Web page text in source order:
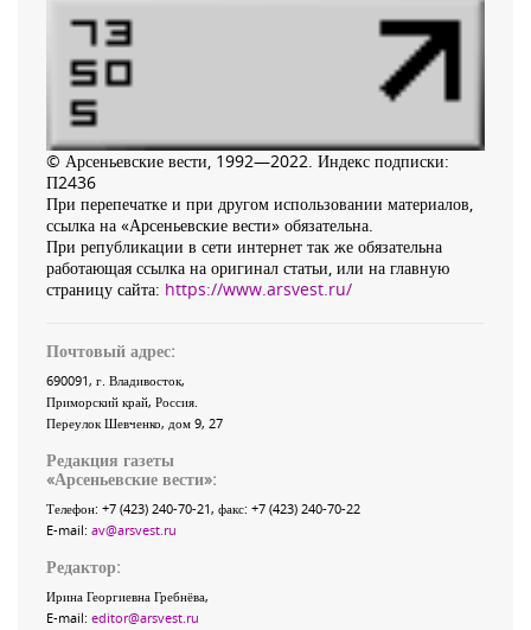
© Арсеньевские вести, 1992—2022. Индекс подписки:
П2436
При перепечатке и при другом использовании материалов,
ссылка на «Арсеньевские вести» обязательна.
При републикации в сети интернет так же обязательна
работающая ссылка на оригинал статьи, или на главную
страницу сайта: https://www.arsvest.ru/
Почтовый адрес:
690091, г. Владивосток,
Приморский край, Россия
Переулок Шевченко, дом 9, 27
Редакция газеты
«Арсеньевские вести»:
Телефон: +7 (423) 240-70-21, факс: +7 (423) 240-70-22
E-mail: av@arsvest.ru
Редактор:
Ирина Георгиевна Гребнёва,
E-mail: editor@arsvest.ru